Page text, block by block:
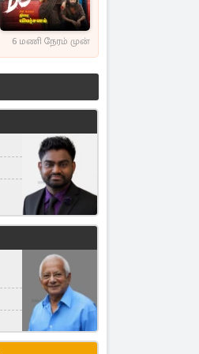
6 மணி நேரம் முன்